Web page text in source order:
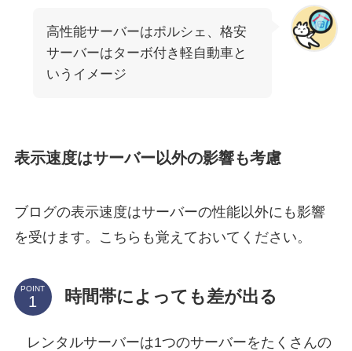
高性能サーバーはポルシェ、格安
サーバーはターボ付き軽自動車と
いうイメージ
表示速度はサーバー以外の影響も考慮
ブログの表示速度はサーバーの性能以外にも影響
を受けます。こちらも覚えておいてください。
POINT 時間帯によっても差が出る
レンタルサーバーは1つのサーバーをたくさんの